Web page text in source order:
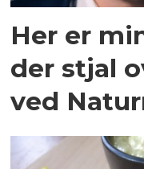
Her er
der stjal
ved